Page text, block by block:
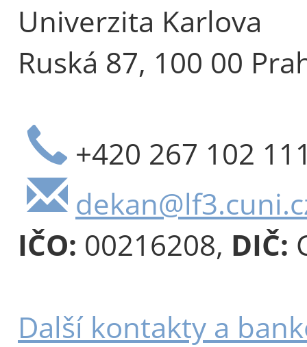
Univerzita Karlova
Ruská 87, 100 00
+420 267 102
IČO: 00216208, DIČ:
Další kontakty a